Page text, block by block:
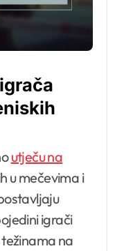
utječu na
u mečevima i
igrači
na